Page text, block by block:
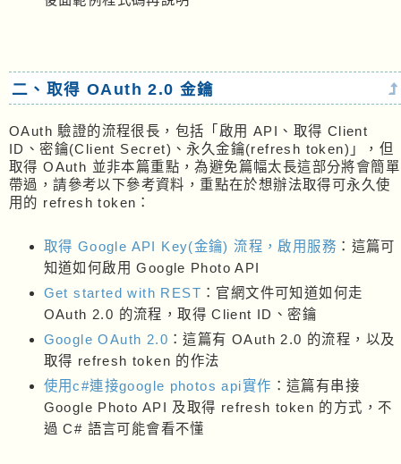
二、取得 OAuth 2.0 金鑰
OAuth 驗證的流程很長，包括「啟用 API、取得 Client
ID、密鑰(Client Secret)、永久金鑰(refresh token)」，但
取得 OAuth 並非本篇重點，為避免篇幅太長這部分將會簡單
帶過，請參考以下參考資料，重點在於想辦法取得可永久使
用的 refresh token：
取得 Google API Key(金鑰) 流程，啟用服務 ：這篇可
知道如何啟用 Google Photo API
Get started with REST ：官網文件可知道如何走
OAuth 2.0 的流程，取得 Client ID、密鑰
Google OAuth 2.0 ：這篇有 OAuth 2.0 的流程，以及
取得 refresh token 的作法
使用c#連接google photos api實作 ：這篇有串接
Google Photo API 及取得 refresh token 的方式，不
過 C# 語言可能會看不懂